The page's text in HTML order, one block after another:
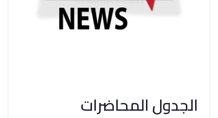
الجدول المحاضرات